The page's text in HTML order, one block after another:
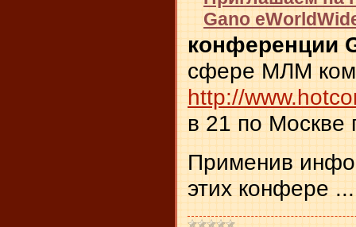
Gano
конференции
сфере МЛМ
http://
в 21 по Москве
Применив
этих конфере